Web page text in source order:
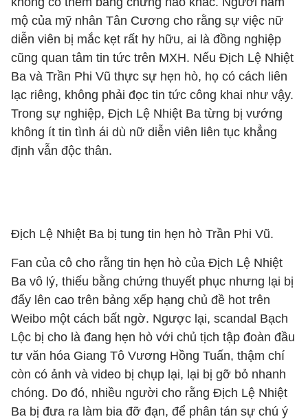
mộ của mỹ nhân Tân Cương cho rằng sự việc nữ
diễn viên bị mắc kẹt rất hy hữu, ai là đồng nghiệp
cũng quan tâm tin tức trên MXH. Nếu Địch Lệ Nhiệt
Ba và Trần Phi Vũ thực sự hẹn hò, họ có cách liên
lạc riêng, không phải đọc tin tức công khai như vậy.
Trong sự nghiệp, Địch Lệ Nhiệt Ba từng bị vướng
không ít tin tình ái dù nữ diễn viên liên tục khẳng
định vẫn độc thân.
Địch Lệ Nhiệt Ba bị tung tin hẹn hò Trần Phi Vũ.
Fan của cô cho rằng tin hẹn hò của Địch Lệ Nhiệt
Ba vô lý, thiếu bằng chứng thuyết phục nhưng lại bị
đẩy lên cao trên bảng xếp hạng chủ đề hot trên
Weibo một cách bất ngờ. Ngược lại, scandal Bạch
Lộc bị cho là đang hẹn hò với chủ tịch tập đoàn đầu
tư văn hóa Giang Tô Vương Hồng Tuấn, thậm chí
còn có ảnh và video bị chụp lại, lại bị gỡ bỏ nhanh
chóng. Do đó, nhiều người cho rằng Địch Lệ Nhiệt
Ba bị đưa ra làm bia đỡ đạn, để phân tán sự chú ý